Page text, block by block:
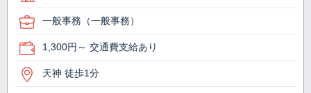
一般事務（一般事務）
1,300円～ 交通費支給あり
天神 徒歩1分